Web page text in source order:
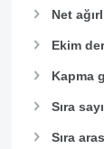
Net
Ekim
Kapma
Sıra
Sıra